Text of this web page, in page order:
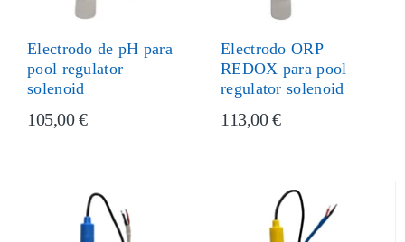
Electrodo de pH para
pool regulator
solenoid
105,00 €
Electrodo ORP
REDOX para pool
regulator solenoid
113,00 €